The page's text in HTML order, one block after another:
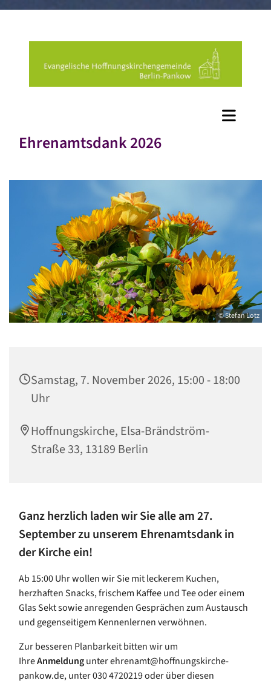
Ehrenamtsdank 2026
© Stefan Lotz
Samstag, 7. November 2026, 15:00 - 18:00
Uhr
Hoffnungskirche, Elsa-Brändström-
Straße 33, 13189 Berlin
Ganz herzlich laden wir Sie alle am 27.
September zu unserem Ehrenamtsdank in
der Kirche ein!
Ab 15:00 Uhr wollen wir Sie mit leckerem Kuchen,
herzhaften Snacks, frischem Kaffee und Tee oder einem
Glas Sekt sowie anregenden Gesprächen zum Austausch
und gegenseitigem Kennenlernen verwöhnen.
Zur besseren Planbarkeit bitten wir um
IhreAnmeldungunter ehrenamt@hoffnungskirche-
pankow.de, unter 030 4720219 oder über diesen